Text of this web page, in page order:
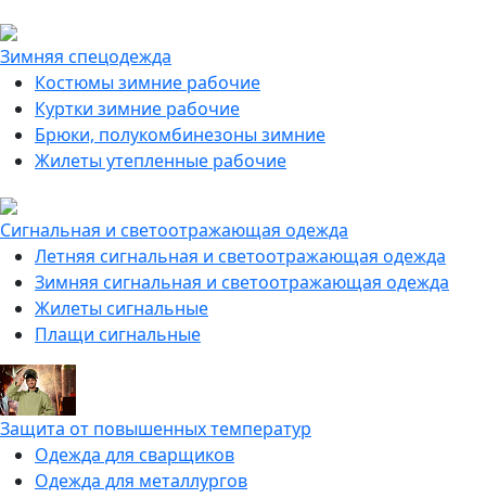
Зимняя спецодежда
Костюмы зимние рабочие
Куртки зимние рабочие
Брюки, полукомбинезоны зимние
Жилеты утепленные рабочие
Сигнальная и светоотражающая одежда
Летняя сигнальная и светоотражающая одежда
Зимняя сигнальная и светоотражающая одежда
Жилеты сигнальные
Плащи сигнальные
Защита от повышенных температур
Одежда для сварщиков
Одежда для металлургов